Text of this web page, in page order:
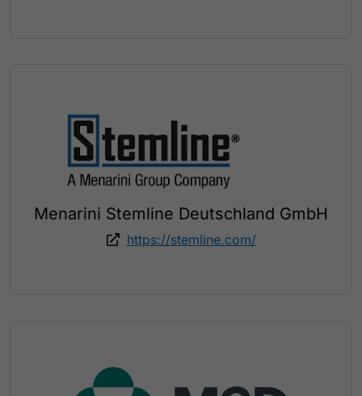
Menarini Stemline Deutschland GmbH
https://stemline.com/